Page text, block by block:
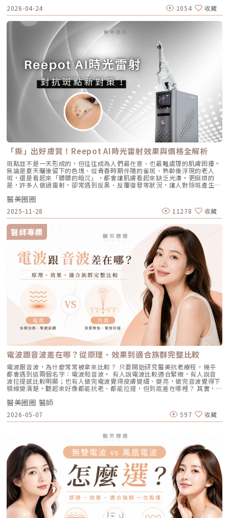
膚表層補水，讓皮膚變得水嫩透亮；而PROFHILO作用層次更深，不只補
水，還能活化膠原蛋白、彈力蛋白等細胞修復，提升整體彈性與緊緻度。它
的特點是透過穩定擴散來刺激肌膚自我修復，不靠刺激或破壞，適合想全面
改善膚況的人。Q2：可以和電波、音波等療程搭配嗎？ 可與電波、音波等
療程搭配使用，建議間隔約兩週，具體施打順序與時間需由醫師評估。電
波、音波術後可加速肌膚修復並延長效果，但需等皮膚完全降溫後再進行
Profhilo療程。施打前請務必諮詢醫師，遵從專業建議安排療程。Q3：璞
菲洛每年需要打幾次？ 一個完整療程通常包含三次施打，前兩次相隔約一
個月，第三次則可在四到六個月後進行。視個人膚況與需求，也可安排後續
加強療程，以延續效果。Q4：頸紋、手部老化也能打嗎？ 可以。Profhilo
在頸部與手背同樣有良好表現，能改善乾紋與鬆弛，是全方位肌膚重建療
程。Q5：是否適合所有膚質？ 大多數人皆可接受，但孕婦、哺乳中女性與
對玻尿酸過敏者不建議施打。Q6：哪些人適合做Profhilo？需要幾歲才能
做？Profhilo適合有初期老化、乾燥或鬆弛困擾的人，通常建議從30歲以後
就可以評估施作。特別推薦給希望改善膚況，又不想讓五官改變或產生膨脹
感的人。Q7：施打Profhilo會很痛嗎？會不會腫？需要修復期嗎？療程過
程簡單快速，使用極細針在臉部五個特定位點注射，疼痛感輕微。少數人會
有暫時性紅腫或小腫塊，通常幾小時內可自然消退，不會影響日常活動。
Q8：Profhilo成分天然嗎？會不會引起過敏？Profhilo採用高純度、非動
物來源的玻尿酸，不含常見交聯劑成分，安全性高，過敏反應發生機率非常
低，並獲得歐盟CE安全認證。Profhilo璞菲洛是突破傳統玻尿酸觀念的療
程，不以填充為主，而是提升肌膚自癒力與膚質的「逆時針保養」新選擇。
如果你渴望不影響生活的微創保養，並希望從根本改善膚質，Profhilo 絕
對值得你列入考量。在選擇療程前，務必諮詢專業醫師，評估自身膚況與適
合方案，才能真正達到年輕又自然的理想狀態。選擇合法診所、專業醫師與
原廠產品，是安全變美的不二法門。★溫馨提醒★小編要提醒大家，醫療並
非單純的商業交易，所有的療程都伴隨著風險。因此，作為消費者應該謹慎
選擇合適的醫療方案，以確保安全與健康。
您也對輪廓的流失感到焦慮，或者正猶豫哪種療程最適合自己，歡迎預約來
診間，讓我們在一個放鬆、透明的環境下，一起討論出最適合您的減齡計
畫。
黑，更大幅降低了療程中的痛感，讓患者在不需要敷麻藥的情況下（視個人
耐受度而定），也能順利完成治療。AviClear 戰痘雷射 vs. 藍雷射與傳統療
法：抗痘金大PK過去我們面對嚴重的青春痘，「吞口服A酸」幾乎是唯一的
終極解方。然而，隨著光電科技的突破，現代的醫美抗痘已經邁入了「精準
破壞皮脂腺」的新紀元。目前市面上討論度最高的兩大抗痘黑科技，分別是
AviClear 戰痘雷射與 CAPRI 藍雷射。雖然兩者都主打不吃藥、從根源控
油，但在波長與作用機制上卻有著根本的差異。我們該如何選擇？它們與傳
統的口服A酸又有什麼不同？以下為您全面解析。頂尖對決：AviClear 戰痘
雷射 vs. CAPRI 藍雷射這兩款都是目前熱門的無藥物抗痘雷射，雖然目標一
致，但「作戰策略」卻截然不同：1. AviClear 戰痘雷射（1726nm）：專
注皮脂腺的「源頭阻斷」作用原理：搭載專利 1726nm 波長，具備極高的
「油脂專一性」，能穿透皮膚精準鎖定並加熱肥大的皮脂腺，使其萎縮。核
心強項：直接從源頭切斷出油量並破壞痘痘的生長環境，主打極長效的抗痘
與控油效果，非常適合追求長期穩定膚況、不想依賴藥物的人。2. CAPRI
藍雷射（1450nm + 450nm）：控油＋殺菌的「雙效複合」作用原理：結
合 1450nm 的熱能來縮減皮脂腺（控油），同時搭配 450nm 藍光直接消
滅表皮的痤瘡桿菌（殺菌）。核心強項：雙管齊下，對於臉上正在急性發
炎、紅腫的痘痘，具有極佳的立即退紅與消炎效果，適合需要快速壓制大面
積發炎的患者。3. 傳統終極武器：口服A酸（Isotretinoin）作用原理：屬
於全身性的系統性治療。它能全面抑制皮脂腺分泌、使皮脂腺萎縮，同時促
進毛囊正常角化，並大幅減少發炎反應與痤瘡桿菌增生。核心強項：能夠一
次打擊痘痘的四大成因，對於嚴重型、結節囊腫型痘痘，或是對其他治療
（包含抗生素、外用藥膏）無效的頑固型痘痘，具有極高的治癒率與長效
性。需注意事項：伴隨較明顯的副作用，最常見包含嘴唇乾裂、皮膚乾燥脫
皮、眼睛乾澀等。此外，孕婦絕對禁用（具致畸胎性），療程期間需配合醫
師定期抽血監測肝功能與血脂，且通常需持續服用數個月至一年以上以達到
標準的累積劑量。CAPRI 藍雷射與 AviClear 戰痘雷射最主要的差異，在於
「雷射波長」與「對油脂的吸收破壞力」。簡單來說，藍雷射主打「控油加
殺菌」的雙效機制，適合用來對付輕中度的痘痘與毛孔粗大問題；而
1726nm 的戰痘雷射則是專為「阻斷皮脂腺」而生，能精準且深度地破壞
出油源頭，因此更適合用來拯救中重度發炎、滿臉油光，以及長年反覆發作
的頑固型痘痘肌。誰最適合打 AviClear 戰痘雷射？如果符合以下任一情
況，AviClear 將會是非常值得評估的投資： 口服藥物恐懼或不適應者：曾
經吃過口服 A 酸但無法忍受乾燥脫皮，或是抽血發現肝指數異常而被迫停藥
的人。 備孕中或哺乳中的女性：口服 A 酸有強烈的致畸胎性，停藥後仍需
避孕一段時間；而戰痘雷射純粹是物理性光電治療，對全身系統無影響（但
孕婦本身基於安全考量，雷射療程前仍須經醫師評估）。 滿臉油光、毛孔
粗大者：即使目前沒有嚴重的發炎痘痘，但深受「中東油田」困擾，希望從
根本減少出油量的人。 作息不正常、壓力型成人痘：針對因為熬夜、壓力
大導致賀爾蒙波動，進而反覆在下巴、兩頰爆發的成人痘，精準破壞皮脂腺
能有效阻斷復發。 深色肌膚患者：過去許多雷射（如脈衝光、某些淨膚雷
射）在深色肌膚上容易引發熱傷害或色素沉澱（反黑）。AviClear 的
1726nm 波長針對的是「油脂」而非「黑色素」，因此適用於 Fitzpatrick
膚色分類的 I 到 VI 型（包含極深色肌膚），安全性極高。AviClear 戰痘雷
射 常見 QA 總整理在決定進行療程前，大家心中難免還有一些疑問。我們
整理了討論度最高的幾個問題：Q1：打 AviClear 戰痘雷射會痛嗎？需要敷
麻藥嗎？A：疼痛度極低，多數患者甚至不需要敷麻藥！怕痛的人有福了！
AviClear 搭載了專利的「AviCool™ 藍寶石冷卻技術」，探頭在雷射擊發的
前、中、後都會持續為肌膚表面降溫。治療過程中，主要會感覺到探頭冰冰
涼涼的，伴隨輕微的溫熱感或是像被橡皮筋輕彈的感覺。相較於傳統雷射或
手工清粉刺的痛楚，整體舒適度大幅提升，輕鬆就能完成療程。Q2：我現
在正在吃口服 A 酸，可以打 AviClear 嗎？A：建議先與主治醫師討論。一
般來說，口服 A 酸會讓皮膚變得比較薄且脆弱。多數醫師會建議在停用口服
A 酸至少 1 到 3 個月後，讓皮膚屏障稍微恢復，再來進行雷射治療會比較
安全。Q3：如果我只有局部（例如下巴）長痘痘，可以只打局部嗎？A：通
常建議「全臉治療」效果最佳。皮脂腺是分佈在全臉的，雖然目前只有下巴
在發炎，但其他區域的皮脂腺可能也處於過度活躍的狀態。全臉均勻施打可
以達到整體控油、預防其他部位未來爆發的效果。當然，醫師在施打時，會
針對正在發炎的嚴重區域特別加強能量。Q4：三次療程結束後，一輩子都
幅萎縮皮脂腺，把出油量降到極低，讓長痘痘的機率降到最低。但人體是有
自我修復機制的，經過數年後，部分皮脂腺可能會慢慢恢復部分功能。此
外，極端的壓力、嚴重的賀爾蒙失調依然可能引發零星的痘痘。但整體來
說，膚況絕對會比治療前穩定非常多。許多人會選擇在 1 到 2 年後，將
AviClear 作為年度的「控油進廠保養」來施打一次。Q5：打完 AviClear 後
有修復期嗎？該怎麼保養？A：由於屬於「非侵入性」的安全療程，術後皮
膚最多只會有輕微的泛紅，通常在幾個小時到一天內就會自然消退，完全不
影響日常上班上課。術後的保養也非常簡單：只要做好「基礎保濕」與「確
實防曬」，並在術後一週內暫停使用美白、酸類或去角質等刺激性產品即
可。對於忙碌的現代人來說，是非常友善的午休醫美選擇。拿回肌膚的主導
權，抗痘不再是一場苦戰青春痘從來就不只是一個表面的皮膚問題，它更深
刻地牽動著個人的自信心與社交生活。過去，嚴重痘痘肌患者往往陷入兩
能對症下藥！這篇文章將帶你從日常保養到專業醫美療程，全面拯救毛孔粗
大的終極對策。為什麼我的毛孔會變大？揭開毛孔粗大的 6大元兇在探討怎
麼解決之前，我們得先抓出讓毛孔變大的罪魁禍首。毛孔粗大絕對不是單一
原因造成的，通常是以下幾個因素交織而成的結果：1. 【油脂型毛孔】：中
東油田的擴建工程毛孔是皮脂排出的主要通道。當你的皮脂腺天生比較發
達，或是受到氣溫升高、荷爾蒙波動、常吃高油高糖食物影響，導致出油量
大增時，通道就會被迫「擴建」來排出這些大量油脂。2. 【角質型毛孔】：
通道堵塞引發的連鎖反應健康的肌膚會自然代謝老廢角質，但如果代謝異
常，這些廢棄角質就會和皮脂、空氣中的髒污混合在一起，死死地堵塞在毛
孔開口。久而久之，毛孔就像被塞了軟木塞一樣，被越撐越大。3. 【老化型
毛孔】：膠原蛋白流失的初老警報真皮層中的「膠原蛋白」和「彈力蛋白」
就像是撐起毛孔的堅固地基。隨著年齡增長，或是長期不防曬導致的「光老
化」，地基流失、失去支撐力，毛孔邊緣的肌膚就會順著地心引力往下垂。
4. 【缺水型毛孔】：肌膚乾旱造成的表面危機這點常被許多人忽略！當角質
層極度缺水時，毛孔周圍的表皮細胞會像失去水分的蘋果一樣乾癟、萎縮，
無法飽滿排列。在細胞與細胞之間的縫隙變大之下，視覺上毛孔就顯得非常
明顯。5. 【疤痕型毛孔】：手癢硬擠留下的歷史遺跡嚴格來說這已經是「痘
疤」的範疇。過去長了嚴重的發炎性青春痘，或是手癢過度暴力擠壓，導致
真皮層組織嚴重受損。在傷口修復的過程中產生了纖維化拉扯，最終形成不
可逆的凹洞。6. 【蟎蟲型毛孔】：隱形的微小房客在作怪我們的臉上本來就
有共生的「蠕形蟎蟲」，但當免疫力下降、皮脂分泌失衡，或是過度清潔破
壞皮脂膜時，蟎蟲就會大量異常繁殖。牠們會啃食皮脂、進出毛囊，蟲體的
排泄物與屍體會引發毛囊發炎，進而把毛孔撐大。如何從日常居家保養穩住
毛孔不失控？雖然保養品無法讓已經擴大的毛孔完全「縮回」，但正確的居
家保養，能幫助控制毛孔不再進一步擴張，並改善整體膚質的平滑度。1. 溫
和清潔，不過度刺激：選擇胺基酸系等溫和潔顏產品，一天清潔 1～2 次即
可。避免頻繁使用磨砂或強力去角質產品，以減少對皮膚屏障的刺激。2. 適
度使用酸類，幫助代謝角質：對於油脂分泌較旺或粉刺型毛孔，可在醫師或
專業建議下使用酸類保養品： 水楊酸（BHA）：脂溶性，能深入毛孔幫助
油脂代謝，常用於黑頭與粉刺調理。 果酸（AHA，如甘醇酸、乳酸）：主要
作用於表層角質更新，改善肌膚粗糙。 杏仁酸：屬於果酸的一種但兼具親
脂特性，屬較溫和的酸類選擇。3. 抗老成分 A醇（Retinol）：A醇是目前研
究較完整的抗老成分之一，可促進表皮更新，並間接支持膠原蛋白生成，對
於老化型毛孔與膚質粗糙有一定幫助。但 A醇具有刺激性，建議採取低濃
度、循序漸進方式建立耐受。4. 防曬是關鍵保護：紫外線是造成膠原蛋白流
失與肌膚老化的重要因素之一。長期日曬會加速毛孔鬆弛，因此無論晴雨都
應確實做好防曬（塗抹防曬乳或物理性遮蔽）。醫美療程如何精準對抗毛孔
粗大？如果你期待的是肉眼可見的改善幅度，相比起日常保養，專業的醫美
療程通常會是更直接且具效率的選擇之一。隨著醫美科技的不斷進步，針對
不同成因的毛孔問題都有相對應的解方！1. 溫和深層清潔：海菲秀
（HydraFacial）原理：屬於非侵入性的保養。利用專利的負壓水渦流技
術，溫和無痛地吸出毛孔深層的黑頭、白頭粉刺與多餘皮脂，同時導入高濃
度的保濕與抗氧化精華。適合誰：出油粉刺型毛孔、怕痛不敢打雷射、想作
為重要活動前的急救保養者。效果與特色：做完當下皮膚立刻感受到「會呼
吸」的潔淨感，毛孔因為髒污被清空並喝飽水，視覺上會立刻變得細緻，且
無恢復期。2. 光電雷射：皮秒雷射（搭配特殊透鏡）原理：皮秒雷射
（Pico Laser）是目前詢問度最高的縮毛孔療程。核心在於加上了「蜂巢透
鏡」或「聚焦透鏡」。這能在不破壞表皮的情況下，將雷射光束匯聚，在真
皮層產生「空泡效應（LIOB）」。這就像是在皮膚深層進行微小的破壞，
藉此喚醒肌膚的自癒機制，大量刺激膠原蛋白與彈力纖維新生，進而把毛孔
周圍的凹陷給「撐」起來。適合誰：輕中度的老化型毛孔、輕微淺層痘疤、
想同時改善膚色不均與暗沉的人。效果與特色：熱傷害小，術後通常只會紅
腫1~3天，幾乎不影響日常生活。是目前 CP 值極高的定期保養型雷射。3.
重度凹洞救星：UP雷射原理：如果是屬於嚴重的「疤痕/凹洞型毛孔」，皮
秒雷射可能不夠力，這時候就需要汽化型雷射上場。例如 UP雷射
（UltraPulse），它能將能量精準且極深地打入真皮層甚至皮下組織，切斷
硬化的纖維化疤痕組織，進行深層的肌膚重建。適合誰：嚴重的冰鑿型痘
疤、嚴重凹洞型毛孔粗大。效果與特色：效果非常強大且顯著，但相對的
「破壞力」也強。術後會有明顯的點狀結痂、流組織液，恢復期較長（約需
波 Exion、無限電波 Potenza）原理：結合了「微針」與「電波（RF）」
雙重優勢。透過極細的微針穿透表皮，在到達真皮層特定深度時瞬間釋放電
波熱能。這不僅能刺激膠原蛋白與彈力蛋白重組（改善老化型毛孔），微針
的物理性破壞與電波熱能，還能破壞過度活躍的皮脂腺（改善出油型毛
孔）。適合誰：混合型毛孔（又油又鬆弛）、肝斑體質不適合打高能量雷射
者、想全面提升膚質緊緻度的人。效果與特色：因為熱能在皮膚深層釋放，
表皮的熱傷害極小，退紅快（通常隔天即可上妝）。對於膚質的「整體優
化」有非常亮眼的表現。5. 物理性微創重建：得美微針筆（Dermapen）原
理：透過儀器上極細微的針頭，在肌膚表層每秒創造出1,920的微小穿刺通
道。這種「微破壞」能直接啟動肌膚天然的傷口癒合機制，刺激膠原蛋白與
彈力蛋白增生。更棒的是，這些微通道能像海綿一樣，大幅提升後續保養精
華（如生長因子、高濃度玻尿酸）的吸收率，達到加乘的養膚效果。適合族
2026-04-24 1054 收藏
「撕」出好膚質！Reepot AI時光雷射效果與價格全解析
斑點並不是一天形成的，但往往成為人們最在意、也最難處理的肌膚困擾。
無論是夏天曬後留下的色塊、從青春時期伴隨的雀斑、熟齡後浮現的老人
斑，還是看起來「髒髒的暗沉」，都會讓肌膚看起來缺乏光澤。更麻煩的
是，許多人做過雷射，卻常遇到反黑、反覆復發等狀況，讓人對除斑產生陰
影。 Reepot AI時光雷射（仿單名為「蕾璞釹雅各雷射系統」，衛部醫器輸
字第 037165 號）自 2025 年 7 月上市後便迅速受到關注，被視為色素治
療領域重要新進展。它重新定義了傳統除斑的思維，將以往以熱能為主的
「燒灼式破壞」，轉變為更精準、更可控的「震碎式處理」，再結合 AI 影
像分析與超冷卻保護，使治療不僅更安全、也更貼近現代人追求的舒適與高
效率。對於過去因反黑、修復期長或效果不均而猶豫的族群而言，Reepot
的出現為除斑帶來全新的可能。 這篇文章就帶你理解Reepot 到底怎麼運
作？和你聽過的皮秒、傳統雷射有什麼不同？誰適合做、誰不適合？效果、
術後照護、價格又是多少呢？希望能讓你在做選擇前，有完整且中立的參
考。為什麼斑點這麼難纏？了解色素成因，是選擇療程前最重要的一步許多
人以為斑點只是「曬太陽造成的色塊」，但實際上臉上的每一顆斑，都可能
有不同來源。色素形成的原因多元，深度位置也不相同，因此在治療上自然
不能以單一方式應對。常見的斑點來源包括：一、紫外線長期累積的影響日
曬會刺激黑色素細胞活躍，形成曬斑、雀斑或不均勻暗沉。二、基因與體質
因素有些人天生黑色素細胞較敏感，斑點更容易在年輕時就出現。三、荷爾
蒙波動包含懷孕、避孕藥、壓力、作息不穩等，都可能使色素活躍，例如熟
知的肝斑。四、發炎後色素沉澱（PIH）痘痘、皮膚受傷、過度刺激後，都
可能留下深淺不一的色沉。以上原因造成斑點呈現不同的「深度」「密度」
與「分布」，也使除斑變得不再只是把黑色素擊散這麼簡單。只要能量不
足，改善有限；能量過強，又可能刺激皮膚，造成修復期延長、色素反應，
甚至讓斑點反覆出現。也因為色素問題本身複雜，傳統除斑療程才會讓人覺
得「效果不一定穩定」。要真正提高治療的成功率，關鍵就在於是否能更精
準、穩定地處理不同深度的黑色素，同時降低熱傷害。什麼是 Reepot AI時
光雷射？從技術重新理解除斑Reepot AI時光雷射是一款以 532 nm 綠光為
基礎，並結合 AI 影像分析的智慧型色素雷射，已通過美國 FDA、韓國
KFDA 與台灣 TFDA 核可。它的設計目的，是讓除斑治療更精準、更安全，
也更符合亞洲膚質對低熱傷害的需求。透過AI智慧影像掃描技術，系統能先
辨識斑點的深度與分布，使能量設定更具科學依據。在治療作用上，
Reepot 搭載超低溫冷卻機制，能在能量擊發的同時以低溫保護皮膚，降低
紅腫與熱刺激。其能量原理以機械式震動分散黑色素為主，而非單純依賴高
熱破壞，因此對周邊組織更溫和。簡單來說，它讓除斑從過去較不穩定的模
式，提升為更可控、恢復期更短的療程設計。Reepot 三大核心技術：讓除
斑更精準、安全、穩定在眾多除斑雷射中，Reepot 之所以被視為新一代的
術，不只是把能量打在斑點上，而是以更科學、更安全的方式處理色素問
題。AutoDerm 智慧影像分析系統在正式治療前，系統會先掃描肌膚，辨識
每一處斑點的分布、深度與範圍。這讓醫師不再只依賴肉眼判斷，而是能透
過影像資訊調整能量，讓治療更客製化、也更一致。對於斑點多、深淺不一
或分布不規則的人來說，這項技術能有效提升治療的精準度。CPTL 超冷卻
保護除斑過程中最令人擔心的副作用之一，就是因熱能過高造成紅腫、脫
皮，甚至反黑。CPTL 的作用是在雷射擊發的同時迅速降溫，使肌膚保持在
低溫狀態，避免熱能向周圍擴散。皮膚被冷保護包覆後，不僅治療時更舒
適，也能減少後續的發炎反應，讓整體修復期縮短許多。VSLS色素冷剝離
技術在 532 奈米波長下，Reepot 的能量並非以高熱燒灼黑色素，而是以機
械式的震動作用使色素顆粒鬆動、分離，再交由身體自然代謝。這項機制能
同時保護真皮層的血管結構，減少對健康組織的影響，讓整個治療更溫和，
醫美圈圈
2025-11-28 11278 收藏
醫師專欄
電波跟音波差在哪？從原理、效果到適合族群完整比較
電波跟音波，為什麼常常被拿來比較？ 只要開始研究醫美抗老療程，幾乎
都會遇到這兩個名字：電波和音波。 有人說電波比較適合緊緻，有人說音
波拉提感比較明顯；也有人做完電波覺得皮膚變細、變亮，做完音波覺得下
顎線變清楚。聽起來好像都能抗老、都能拉提，但到底差在哪裡？ 其實，
電波和音波最大的差別，不是「哪一個比較厲害」，而是它們使用的能量不
同、作用的層次不同，適合處理的老化問題也不同。 簡單來說： 電波偏向
改善皮膚的鬆、細紋、膚質與緊緻度。 音波偏向改善輪廓的垂、嘴邊肉、
下顎線與深層支撐。 例如：如果把臉比喻成一棟房子，電波比較像是在整
理牆面，讓表面變得更平整、更緊；音波則比較像是在加強地基與支撐結
拉提使用的是 RF 射頻能量。RF 是 Radiofrequency 的縮寫。原理是透過
射頻能量在皮膚組織中產生熱能，讓膠原蛋白受熱收縮，並啟動後續的膠原
蛋白新生與重組。很多人一聽到「加熱」會覺得很抽象，電波不是只打一個
點，而是讓一段皮膚組織被均勻加熱。當皮膚裡的膠原纖維遇到適當熱能，
就像鬆掉的彈力網被重新收緊，視覺上會有比較緊、平整的感覺。所以電波
常見的效果感受包括：皮膚變緊、細紋變淡、毛孔視覺變細緻、臉部鬆弛感
改善、膚質變得比較平滑。也因為電波比較強調「皮膚緊緻」和「膚質改
善」，所以如果困擾的是臉看起來鬆鬆的、眼周或嘴邊有細紋、臉頰摸起來
不夠緊實，電波通常會是可以評估的方向。但要注意，電波不是做完就立刻
變成另一張臉。效果通常會分成兩個階段：一部分人會先感覺皮膚有收緊
感，後續則會隨著膠原蛋白慢慢新生，讓緊緻度逐漸出現。音波是什麼？重
醫美圈圈 醫師
2026-05-07 597 收藏